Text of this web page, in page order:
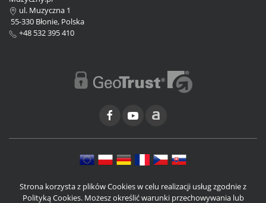
ul. Muzyczna 1
55-330 Błonie, Polska
+48 532 395 410
Strona korzysta z plików Cookies w celu realizacji usług zgodnie z
Polityką Cookies. Możesz określić warunki przechowywania lub